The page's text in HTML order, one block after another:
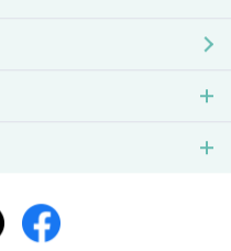
ただけます。